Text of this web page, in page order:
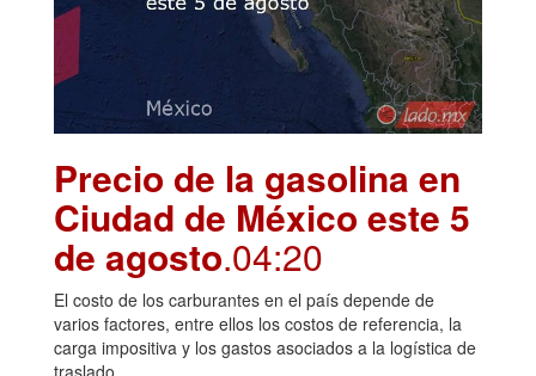
Precio de la gasolina en
Ciudad de México este 5
de agosto.04:20
El costo de los carburantes en el país depende de
varios factores, entre ellos los costos de referencia, la
carga impositiva y los gastos asociados a la logística de